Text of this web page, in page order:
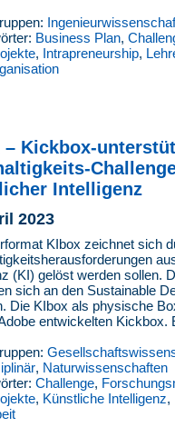
Business Plan,
, Intrapreneurship,
– Kickbox-
Intelligenz
2023
KIbox zeichnet sich
(KI) gelöst werden sollen.
sich an den Sustainable
Die KIbox als physische
entwickelten Kickbox.
, Naturwissenschaften
Challenge,
, Künstliche Intelligenz,